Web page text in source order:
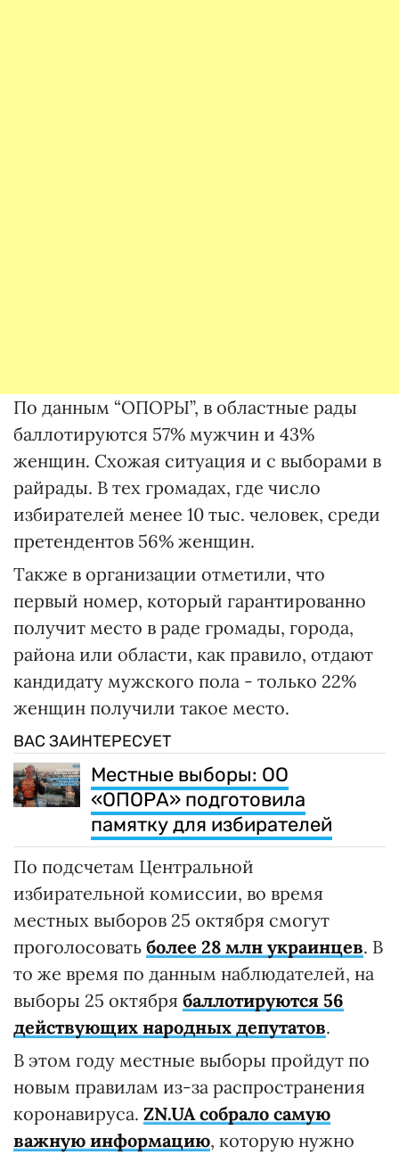
По данным “ОПОРЫ”, в областные рады
баллотируются 57% мужчин и 43%
женщин. Схожая ситуация и с выборами в
райрады. В тех громадах, где число
избирателей менее 10 тыс. человек, среди
претендентов 56% женщин.
Также в организации отметили, что
первый номер, который гарантированно
получит место в раде громады, города,
района или области, как правило, отдают
кандидату мужского пола - только 22%
женщин получили такое место.
ВАС ЗАИНТЕРЕСУЕТ
Местные выборы: ОО
«ОПОРА» подготовила
памятку для избирателей
По подсчетам Центральной
избирательной комиссии, во время
местных выборов 25 октября смогут
проголосовать более 28 млн украинцев. В
то же время по данным наблюдателей, на
выборы 25 октября баллотируются 56
действующих народных депутатов.
В этом году местные выборы пройдут по
новым правилам из-за распространения
коронавируса. ZN.UA собрало самую
важную информацию, которую нужно